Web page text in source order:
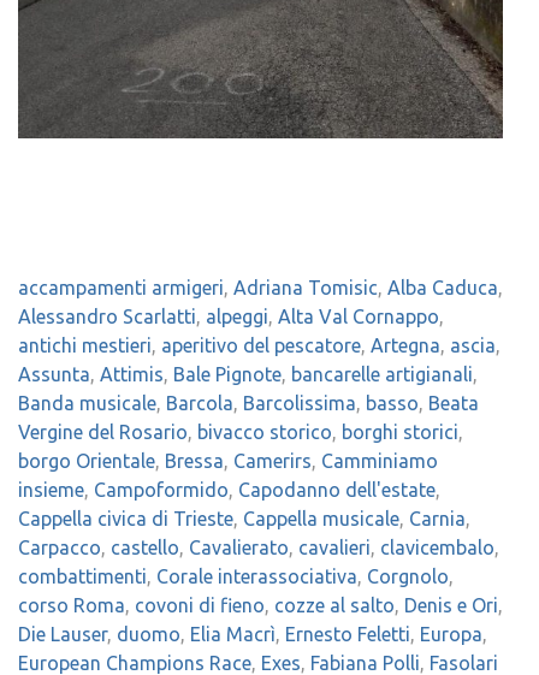
accampamenti armigeri, Adriana Tomisic, Alba Caduca,
Alessandro Scarlatti, alpeggi, Alta Val Cornappo,
antichi mestieri, aperitivo del pescatore, Artegna, ascia,
Assunta, Attimis, Bale Pignote, bancarelle artigianali,
Banda musicale, Barcola, Barcolissima, basso, Beata
Vergine del Rosario, bivacco storico, borghi storici,
borgo Orientale, Bressa, Camerirs, Camminiamo
insieme, Campoformido, Capodanno dell'estate,
Cappella civica di Trieste, Cappella musicale, Carnia,
Carpacco, castello, Cavalierato, cavalieri, clavicembalo,
combattimenti, Corale interassociativa, Corgnolo,
corso Roma, covoni di fieno, cozze al salto, Denis e Ori,
Die Lauser, duomo, Elia Macrì, Ernesto Feletti, Europa,
European Champions Race, Exes, Fabiana Polli, Fasolari